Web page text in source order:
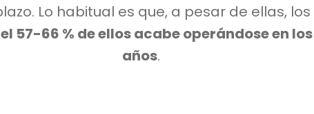
Lo habitual es que, a pesar de ellas,
el 57-66 % de ellos acabe operándose en
años.